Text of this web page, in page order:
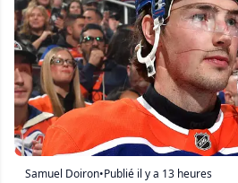
Samuel Doiron•Publié il y a 13 heures